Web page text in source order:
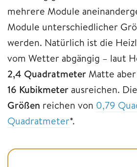
mehrere Module
Module unterschiedlicher
werden. Natürlich ist die
vom Wetter abgängig – laut
2,4 Quadratmeter Matte
16 Kubikmeter ausreichen. Die
Größen reichen von 0,79
Quadratmeter*.